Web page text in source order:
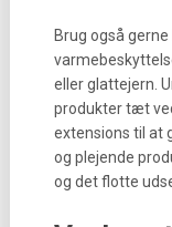
Brug også
eller glattejern.
produkter tæt
extensions til at
og plejende
og det flotte